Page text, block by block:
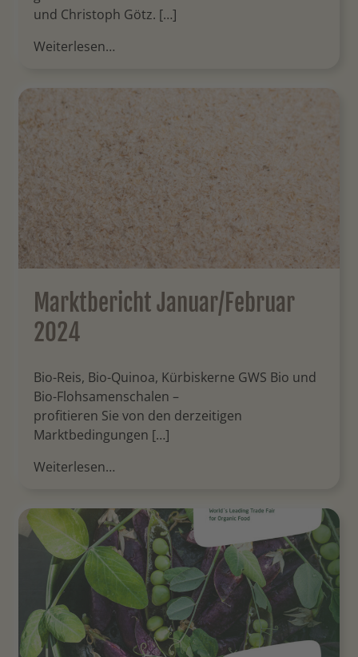
und Christoph Götz. […]
Weiterlesen…
Marktbericht Januar/Februar
2024
Bio-Reis, Bio-Quinoa, Kürbiskerne GWS Bio und
Bio-Flohsamenschalen –
profitieren Sie von den derzeitigen
Marktbedingungen […]
Weiterlesen…